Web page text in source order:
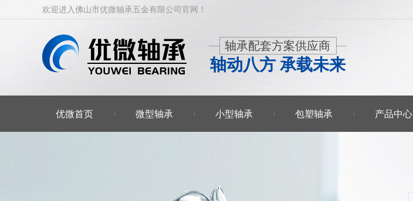
欢迎进入佛山市优微轴承五金有限公司官网！
轴承配套方案供应商
轴动八方 承载未来
优微首页 微型轴承 小型轴承 包塑轴承 产品中心